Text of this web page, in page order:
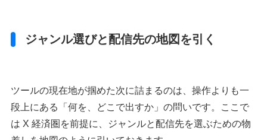
ジャンル選びと配信先の地図を引く
ツールの現在地が掴めた次に詰まるのは、操作よりも一
段上にある「何を、どこで出すか」の問いです。ここで
は X 経済圏を前提に、ジャンルと配信先を選ぶための物